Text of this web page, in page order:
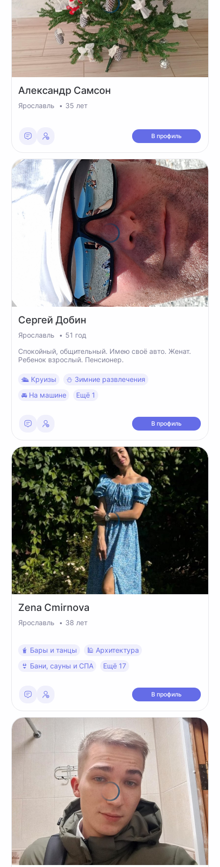
Александр Самсон
Ярославль 35 лет
В профиль
Сергей Добин
Ярославль
51 год
Спокойный, общительный. Имею своё авто. Женат.
Ребенок взрослый. Пенсионер.
🛳 Круизы
⛄️ Зимние развлечения
🚘 На машине
Ещё 1
В профиль
Zena Cmirnova
Ярославль 38 лет
🧋 Бары и танцы
🕌 Архитектура
👙 Бани, сауны и СПА
Ещё 17
В профиль